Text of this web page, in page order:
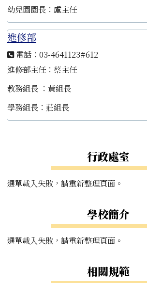
幼兒園園長：盧主任
進修部
電話：03-4641123#612
進修部主任：蔡主任
教務組長 ：黃組長
學務組長：莊組長
行政處室
選單載入失敗，請重新整理頁面。
學校簡介
選單載入失敗，請重新整理頁面。
相關規範